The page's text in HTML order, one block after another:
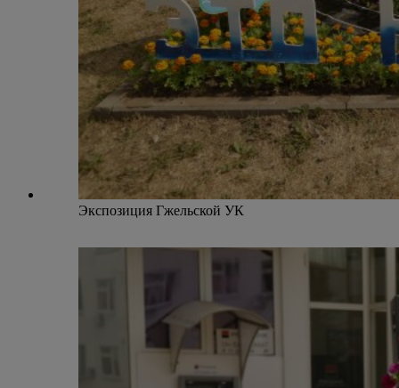
Экспозиция Гжельской УК